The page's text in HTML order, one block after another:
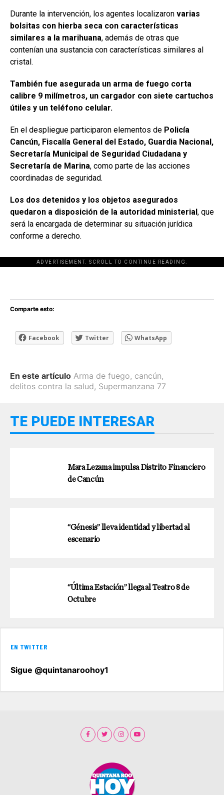
Durante la intervención, los agentes localizaron varias
bolsitas con hierba seca con características
similares a la marihuana, además de otras que
contenían una sustancia con características similares al
cristal.
También fue asegurada un arma de fuego corta
calibre 9 milímetros, un cargador con siete cartuchos
útiles y un teléfono celular.
En el despliegue participaron elementos de Policía
Cancún, Fiscalía General del Estado, Guardia Nacional,
Secretaría Municipal de Seguridad Ciudadana y
Secretaría de Marina, como parte de las acciones
coordinadas de seguridad.
Los dos detenidos y los objetos asegurados
quedaron a disposición de la autoridad ministerial, que
será la encargada de determinar su situación jurídica
conforme a derecho.
ADVERTISEMENT. SCROLL TO CONTINUE READING.
[adsforwp id="243463"]
Comparte esto:
Facebook Twitter WhatsApp
En este artículo Arma de fuego, cancún,
delitos contra la salud, Supermanzana 77
TE PUEDE INTERESAR
Mara Lezama impulsa Distrito Financiero
de Cancún
“Génesis” lleva identidad y libertad al
escenario
“Última Estación” llega al Teatro 8 de
Octubre
EN TWITTER
Sigue @quintanaroohoy1